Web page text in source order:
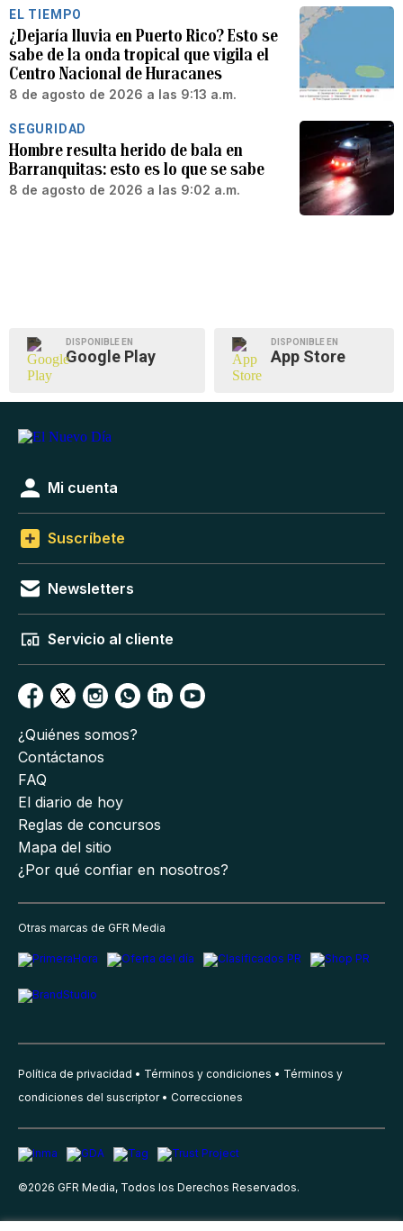
EL TIEMPO
¿Dejaría lluvia en Puerto Rico? Esto se
sabe de la onda tropical que vigila el
Centro Nacional de Huracanes
8 de agosto de 2026 a las 9:13 a.m.
SEGURIDAD
Hombre resulta herido de bala en
Barranquitas: esto es lo que se sabe
8 de agosto de 2026 a las 9:02 a.m.
DISPONIBLE EN
Google Play
DISPONIBLE EN
App Store
Mi cuenta
Suscríbete
Newsletters
Servicio al cliente
¿Quiénes somos?
Contáctanos
FAQ
El diario de hoy
Reglas de concursos
Mapa del sitio
¿Por qué confiar en nosotros?
Otras marcas de GFR Media
Política de privacidad Términos y condiciones
Términos y
condiciones del suscriptor
Correcciones
©2026 GFR Media, Todos los Derechos Reservados.